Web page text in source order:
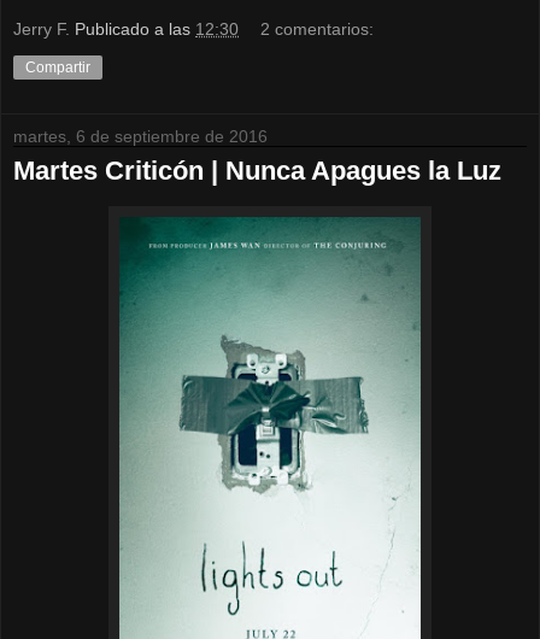
Jerry F. Publicado a las 12:30 2 comentarios:
Compartir
martes, 6 de septiembre de 2016
Martes Criticón | Nunca Apagues la Luz